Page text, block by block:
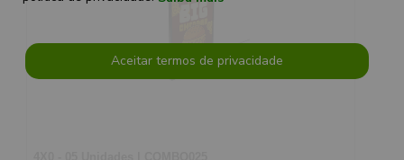
Aceitar termos de privacidade